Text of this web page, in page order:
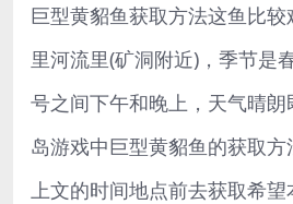
巨型黄貂鱼获取方法这鱼比
里河流里(矿洞附近)，季节是
号之间下午和晚上，天气晴
岛游戏中巨型黄貂鱼的获取
上文的时间地点前去获取希